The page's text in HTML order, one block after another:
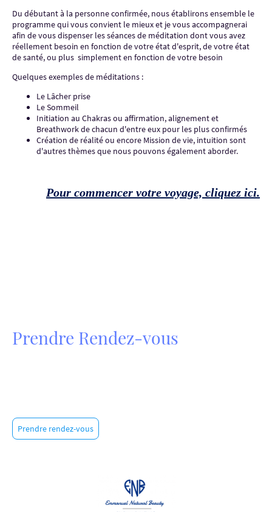
Du débutant à la personne confirmée, nous établirons ensemble le
programme qui vous convient le mieux et je vous accompagnerai
afin de vous dispenser les séances de méditation dont vous avez
réellement besoin en fonction de votre état d'esprit, de votre état
de santé, ou plus simplement en fonction de votre besoin
Quelques exemples de méditations :
Le Lâcher prise
Le Sommeil
Initiation au Chakras ou affirmation, alignement et
Breathwork de chacun d'entre eux pour les plus confirmés
Création de réalité ou encore Mission de vie, intuition sont
d'autres thèmes que nous pouvons également aborder.
Pour commencer votre voyage, cliquez ici.
Prendre Rendez-vous
Prendre rendez-vous